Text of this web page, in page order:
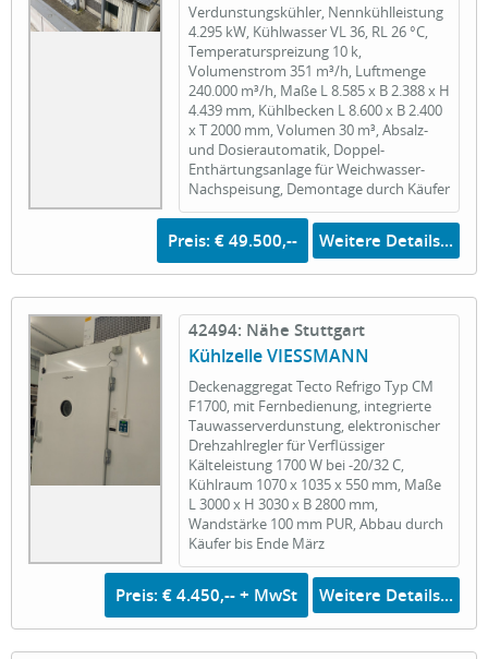
Verdunstungskühler, Nennkühlleistung
4.295 kW, Kühlwasser VL 36, RL 26 °C,
Temperaturspreizung 10 k,
Volumenstrom 351 m³/h, Luftmenge
240.000 m³/h, Maße L 8.585 x B 2.388 x H
4.439 mm, Kühlbecken L 8.600 x B 2.400
x T 2000 mm, Volumen 30 m³, Absalz-
und Dosierautomatik, Doppel-
Enthärtungsanlage für Weichwasser-
Nachspeisung, Demontage durch Käufer
Preis: € 49.500,-- Weitere Details...
42494: Nähe Stuttgart
Kühlzelle VIESSMANN
Deckenaggregat Tecto Refrigo Typ CM
F1700, mit Fernbedienung, integrierte
Tauwasserverdunstung, elektronischer
Drehzahlregler für Verflüssiger
Kälteleistung 1700 W bei -20/32 C,
Kühlraum 1070 x 1035 x 550 mm, Maße
L 3000 x H 3030 x B 2800 mm,
Wandstärke 100 mm PUR, Abbau durch
Käufer bis Ende März
Preis: € 4.450,-- + MwSt Weitere Details...